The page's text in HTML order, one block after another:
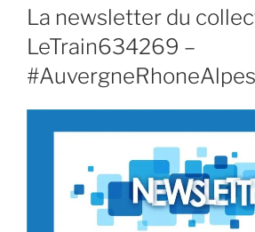
LE
La newsletter du
LeTrain634269 –
#AuvergneRhoneAlpes